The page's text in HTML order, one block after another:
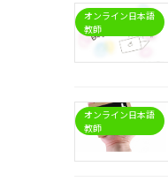
オンライン日本語
教師
オンライン日本語
教師